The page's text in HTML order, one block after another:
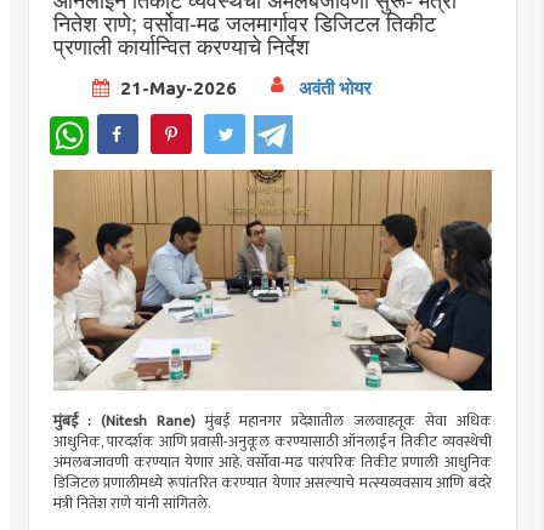
नितेश राणे; वर्सोवा-मढ जलमार्गावर डिजिटल तिकीट
प्रणाली कार्यान्वित करण्याचे निर्देश
21-May-2026 अवंती भोयर
WhatsApp
मुंबई : (Nitesh Rane)मुंबई महानगर प्रदेशातील जलवाहतूक सेवा अधिक
आधुनिक, पारदर्शक आणि प्रवासी-अनुकूल करण्यासाठी ऑनलाईन तिकीट व्यवस्थेची
अंमलबजावणी करण्यात येणार आहे. वर्सोवा-मढ पारंपरिक तिकीट प्रणाली आधुनिक
डिजिटल प्रणालीमध्ये रूपांतरित करण्यात येणार असल्याचे मत्स्यव्यवसाय आणि बंदरे
मंत्री नितेश राणे यांनी सांगितले.